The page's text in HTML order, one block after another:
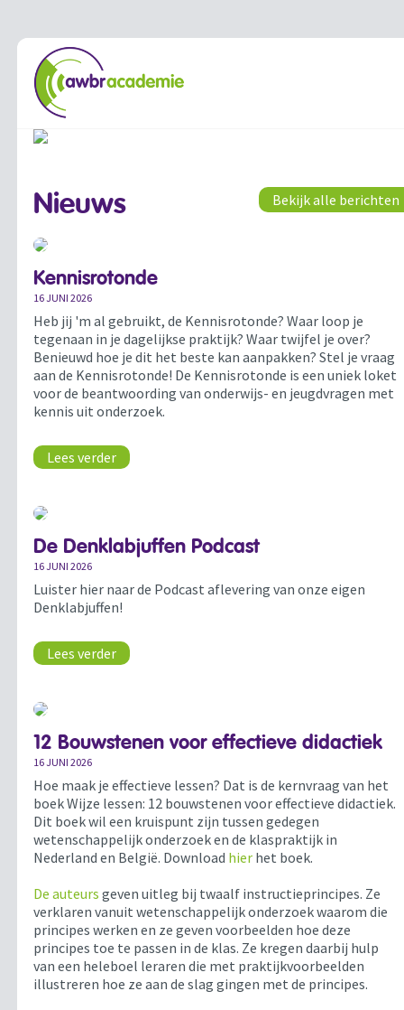
Bekijk alle berichten
Nieuws
Kennisrotonde
16 JUNI 2026
Heb jij 'm al gebruikt, de Kennisrotonde? Waar loop je
tegenaan in je dagelijkse praktijk? Waar twijfel je over?
Benieuwd hoe je dit het beste kan aanpakken? Stel je vraag
aan de Kennisrotonde! De Kennisrotonde is een uniek loket
voor de beantwoording van onderwijs- en jeugdvragen met
kennis uit onderzoek.
Lees verder
De Denklabjuffen Podcast
16 JUNI 2026
Luister hier naar de Podcast aflevering van onze eigen
Denklabjuffen!
Lees verder
12 Bouwstenen voor effectieve didactiek
16 JUNI 2026
Hoe maak je effectieve lessen? Dat is de kernvraag van het
boek Wijze lessen: 12 bouwstenen voor effectieve didactiek.
Dit boek wil een kruispunt zijn tussen gedegen
wetenschappelijk onderzoek en de klaspraktijk in
Nederland en België. Download hier het boek.
De auteurs geven uitleg bij twaalf instructieprincipes. Ze
verklaren vanuit wetenschappelijk onderzoek waarom die
principes werken en ze geven voorbeelden hoe deze
principes toe te passen in de klas. Ze kregen daarbij hulp
van een heleboel leraren die met praktijkvoorbeelden
illustreren hoe ze aan de slag gingen met de principes.